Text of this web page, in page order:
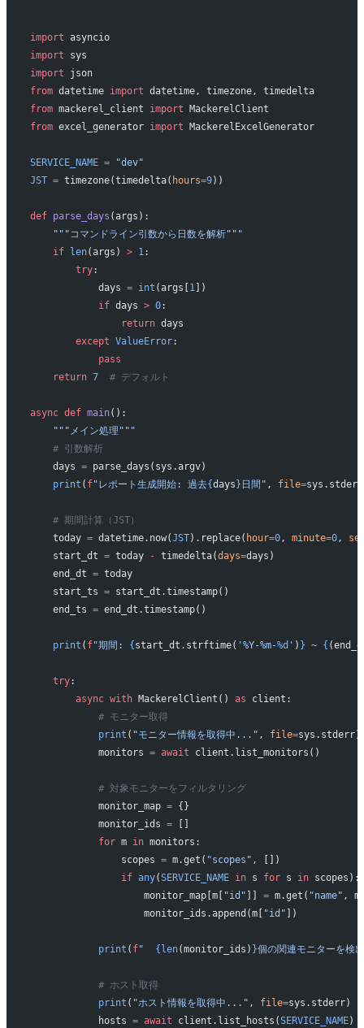
import asyncio
import sys
import json
from datetime import datetime, timezone, timedelta
from mackerel_client import MackerelClient
from excel_generator import MackerelExcelGenerator
SERVICE_NAME = "dev"
JST = timezone(timedelta( hours=9))
def parse_days (args):
    """コマンドライン引数から日数を解析"""
    if
len(args) > 1:
        try
:
            days
= int (args[ 1])
            if
days > 0:
                return
days
        except
ValueError:
            pass
    return
7
  # デフォルト
async def main():
    """メイン処理"""
    # 引数解析
    days
= parse_days(sys.argv)
    print
( f"レポート生成開始: 過去{days } 日間" , file=
    # 期間計算（JST）
    today
= datetime.now(JST).replace( hour=0, minute=0,
    start_dt
= today - timedelta(days=days)
    end_dt
= today
    start_ts
= start_dt.timestamp()
    end_ts
= end_dt.timestamp()
    print
( f"期間: { start_dt.strftime( '%Y-%m-%d ' ) } ~ {
    try
:
        async
with MackerelClient() as client:
            # モニター取得
            print
( "モニター情報を取得中..." , file=sys.stderr)
            monitors
= await client.list_monitors()
            # 対象モニターをフィルタリング
            monitor_map
= {}
            monitor_ids
= []
            for
m in monitors:
                scopes
= m.get( "scopes" , [])
                if
any(SERVICE_NAME in s for s in scopes):
                    monitor_map[m[
"id" = m.get( "name" ,
                    monitor_ids.append(m[
"id" ])
            print
( f" {len(monitor_ids) }個の関連モニターを検
            # ホスト取得
            print
( "ホスト情報を取得中..." , file=sys.stderr)
            hosts
= await client.list_hosts(SERVICE_NAME)